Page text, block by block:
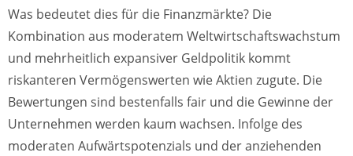
Was bedeutet dies für die Finanzmärkte? Die
Kombination aus moderatem Weltwirtschaftswachstum
und mehrheitlich expansiver Geldpolitik kommt
riskanteren Vermögenswerten wie Aktien zugute. Die
Bewertungen sind bestenfalls fair und die Gewinne der
Unternehmen werden kaum wachsen. Infolge des
moderaten Aufwärtspotenzials und der anziehenden